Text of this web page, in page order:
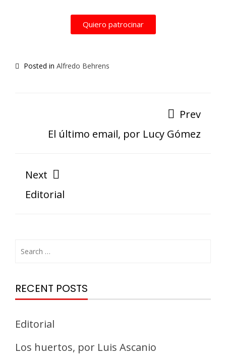
Quiero patrocinar
Posted in Alfredo Behrens
Prev
El último email, por Lucy Gómez
Next
Editorial
RECENT POSTS
Editorial
Los huertos, por Luis Ascanio